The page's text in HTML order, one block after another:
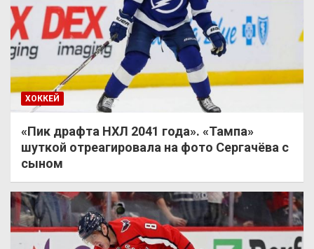
ХОККЕЙ
«Пик драфта НХЛ 2041 года». «Тампа»
шуткой отреагировала на фото Сергачёва с
сыном